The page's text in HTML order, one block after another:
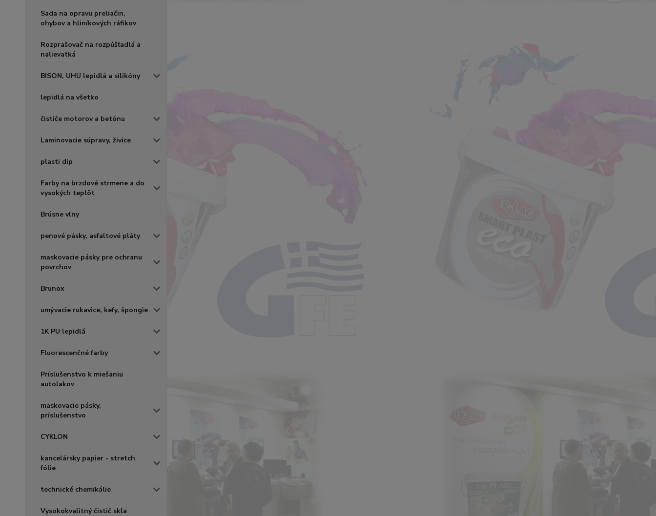
Sada na opravu preliačin,
ohybov a hliníkových ráfikov
Rozprašovač na rozpúšťadlá a
nalievatká
BISON, UHU lepidlá a silikóny
lepidlá na všetko
čističe motorov a betónu
Laminovacie súpravy, živice
plasti dip
Farby na brzdové strmene a do
vysokých teplôt
Brúsne vlny
penové pásky, asfaltové pláty
maskovacie pásky pre ochranu
povrchov
Brunox
umývacie rukavice, kefy, špongie
1K PU lepidlá
Fluorescenčné farby
Príslušenstvo k miešaniu
autolakov
maskovacie pásky,
príslušenstvo
CYKLON
kancelársky papier - stretch
fólie
technické chemikálie
Vysokokvalitný čistič skla